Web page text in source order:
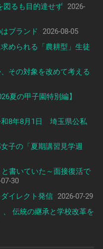
図るも目的達せず 2026-
ブランド
2026-08-05
められる「農耕型」生徒
その対象を改めて考える
夏の甲子園特別編】
和8年8月1日 埼玉県公私
子の「夏期講習見学週
書いていた～面接復活で
30
イレクト発信 2026-07-29
伝統の継承と学校改革を